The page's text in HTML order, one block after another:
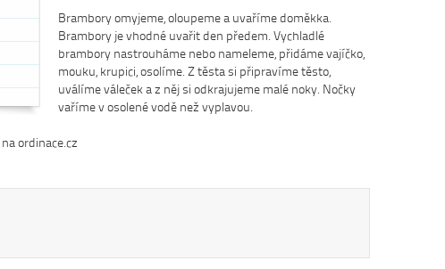
Brambory omyjeme, oloupeme a uvaříme doměkka.
Brambory je vhodné uvařit den předem. Vychladlé
brambory nastrouháme nebo nameleme, přidáme vajíčko,
mouku, krupici, osolíme. Z těsta si připravíme těsto,
uválíme váleček a z něj si odkrajujeme malé noky. Nočky
vaříme v osolené vodě než vyplavou.
na ordinace.cz